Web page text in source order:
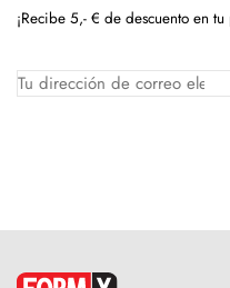
¡Recibe 5,- € de descuento en